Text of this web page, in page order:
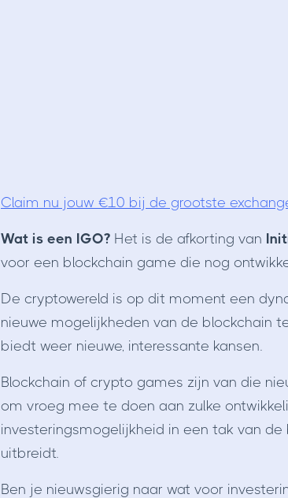
Claim nu jouw €10 bij de grootste
Wat is een IGO?Het is de afkorting van
voor een blockchain game die nog
De cryptowereld is op dit moment een
nieuwe mogelijkheden van de blockchain
biedt weer nieuwe, interessante kansen.
Blockchain of crypto games zijn van die
om vroeg mee te doen aan zulke
investeringsmogelijkheid in een tak van
uitbreidt.
Ben je nieuwsgierig naar wat voor